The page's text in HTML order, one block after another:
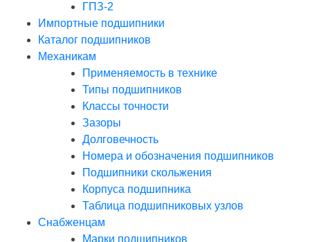
ГПЗ-2
Импортные подшипники
Каталог подшипников
Механикам
Применяемость в технике
Типы подшипников
Классы точности
Зазоры
Долговечность
Номера и обозначения подшипников
Подшипники скольжения
Корпуса подшипника
Таблица подшипниковых узлов
Снабженцам
Марки подшипников